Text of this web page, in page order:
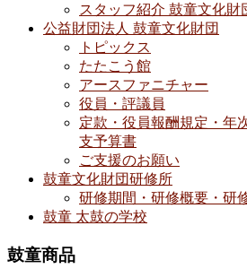
スタッフ紹介 鼓童文化財
公益財団法人 鼓童文化財団
トピックス
たたこう館
アースファニチャー
役員・評議員
定款・役員報酬規定・年
支予算書
ご支援のお願い
鼓童文化財団研修所
研修期間・研修概要・研
鼓童 太鼓の学校
鼓童商品